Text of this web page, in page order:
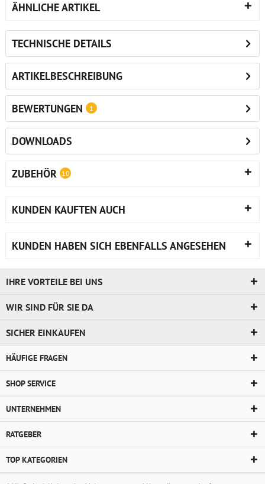
ÄHNLICHE ARTIKEL
TECHNISCHE DETAILS
ARTIKELBESCHREIBUNG
BEWERTUNGEN 1
DOWNLOADS
ZUBEHÖR 10
KUNDEN KAUFTEN AUCH
KUNDEN HABEN SICH EBENFALLS ANGESEHEN
IHRE VORTEILE BEI UNS
WIR SIND FÜR SIE DA
SICHER EINKAUFEN
HÄUFIGE FRAGEN
SHOP SERVICE
UNTERNEHMEN
RATGEBER
TOP KATEGORIEN